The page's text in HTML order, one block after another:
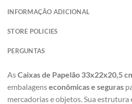
INFORMAÇÃO ADICIONAL
STORE POLICIES
PERGUNTAS
AsCaixas de Papelão 33x22x20,5
embalagenseconômicas e seguras
mercadorias e objetos. Sua